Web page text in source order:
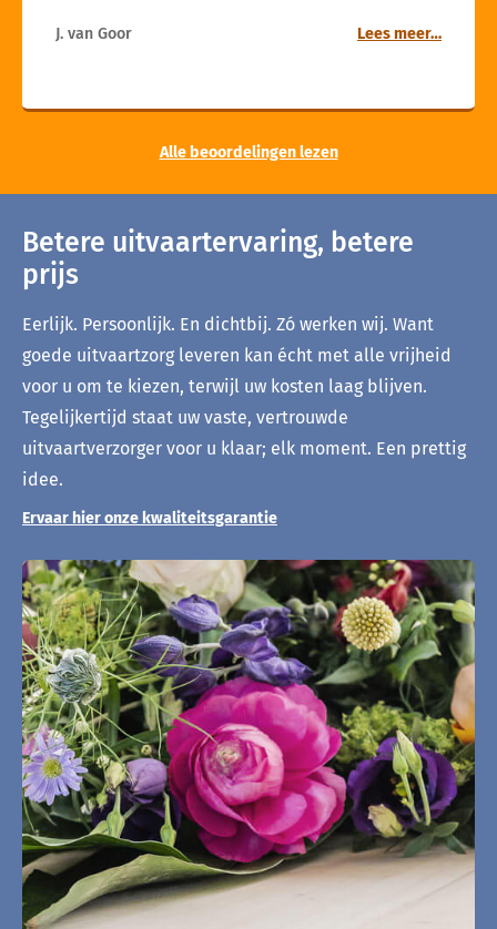
J. van Goor Lees meer…
Alle beoordelingen lezen
Betere uitvaartervaring, betere
prijs
Eerlijk. Persoonlijk. En dichtbij. Zó werken wij. Want
goede uitvaartzorg leveren kan écht met alle vrijheid
voor u om te kiezen, terwijl uw kosten laag blijven.
Tegelijkertijd staat uw vaste, vertrouwde
uitvaartverzorger voor u klaar; elk moment. Een prettig
idee.
Ervaar hier onze kwaliteitsgarantie